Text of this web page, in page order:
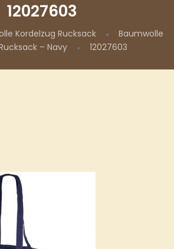
12027603
Kordelzug Rucksack
Baumwolle
– Navy
12027603